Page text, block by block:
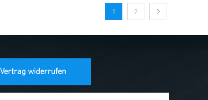
1 2
Vertrag widerrufen